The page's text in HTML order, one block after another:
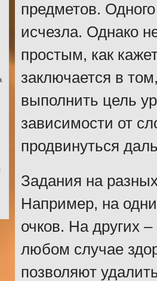
предметов.
исчезла. Однако
простым, как
заключается в
выполнить цель
зависимости от
продвинуться
Задания на
Например, на
очков. На других
любом случае
позволяют